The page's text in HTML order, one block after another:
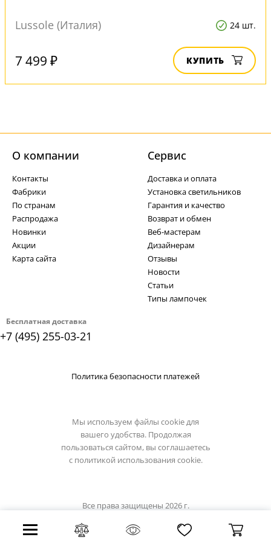
Lussole (Италия) 24 шт.
7 499 ₽ КУПИТЬ
Бесплатная доставка
+7 (495) 255-03-21
О компании
Контакты
Фабрики
По странам
Распродажа
Новинки
Акции
Карта сайта
Cервис
Доставка и оплата
Установка светильников
Гарантия и качество
Возврат и обмен
Веб-мастерам
Дизайнерам
Отзывы
Новости
Статьи
Типы лампочек
Политика безопасности платежей
Мы используем файлы cookie для
вашего удобства. Продолжая
пользоваться сайтом, вы соглашаетесь
с политикой использования cookie.
Все права защищены 2026 г.